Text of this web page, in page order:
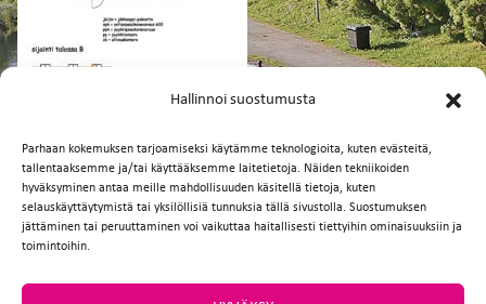
Hallinnoi suostumusta
Parhaan kokemuksen tarjoamiseksi käytämme teknologioita, kuten evästeitä,
tallentaaksemme ja/tai käyttääksemme laitetietoja. Näiden tekniikoiden
hyväksyminen antaa meille mahdollisuuden käsitellä tietoja, kuten
selauskäyttäytymistä tai yksilöllisiä tunnuksia tällä sivustolla. Suostumuksen
jättäminen tai peruuttaminen voi vaikuttaa haitallisesti tiettyihin ominaisuuksiin ja
toimintoihin.
Facebook
TwitterEmailWhatsApp